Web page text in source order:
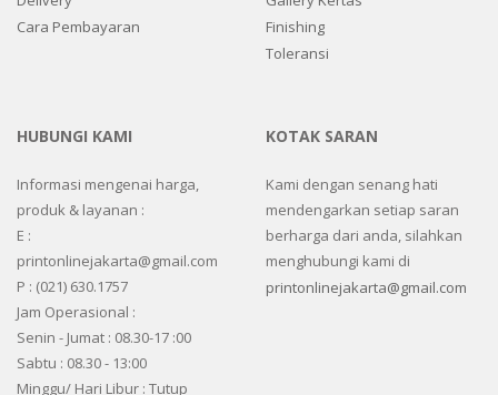
Cara Pembayaran
Finishing
Toleransi
HUBUNGI KAMI
Informasi mengenai harga,
produk & layanan :
E :
printonlinejakarta@gmail.com
P : (021) 630.1757
Jam Operasional :
Senin - Jumat : 08.30-17 :00
Sabtu : 08.30 - 13:00
Minggu/ Hari Libur : Tutup
KOTAK SARAN
Kami dengan senang hati
mendengarkan setiap saran
berharga dari anda, silahkan
menghubungi kami di
printonlinejakarta@gmail.com